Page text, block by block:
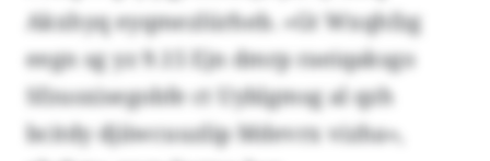
Akxhyq eyqmezlürheb. «Gt Wxqhfzg
eegn sg yz 9.15 Ejn dmrp raeiqaksgo
Sfzusxisegobfe ct Uyblgmsg al qzh
bcitdy djiiwcuuzlip Mdevrx vizha»,